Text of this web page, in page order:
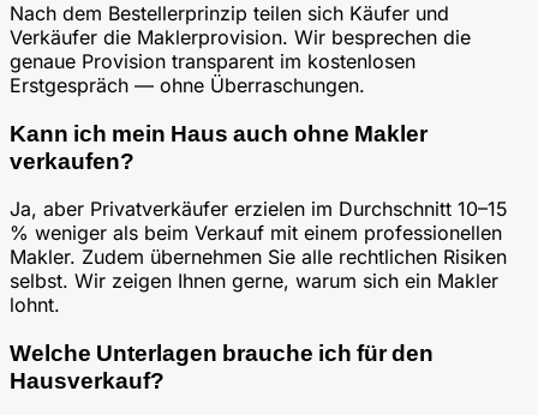
Nach dem Bestellerprinzip teilen sich Käufer und
Verkäufer die Maklerprovision. Wir besprechen die
genaue Provision transparent im kostenlosen
Erstgespräch — ohne Überraschungen.
Kann ich mein Haus auch ohne Makler
verkaufen?
Ja, aber Privatverkäufer erzielen im Durchschnitt 10–15
% weniger als beim Verkauf mit einem professionellen
Makler. Zudem übernehmen Sie alle rechtlichen Risiken
selbst. Wir zeigen Ihnen gerne, warum sich ein Makler
lohnt.
Welche Unterlagen brauche ich für den
Hausverkauf?